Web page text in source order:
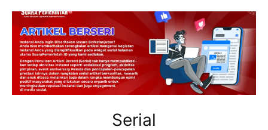
Serial